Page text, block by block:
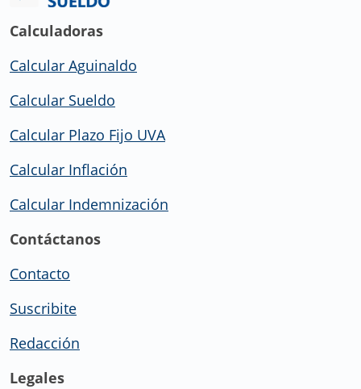
Calculadoras
Calcular Aguinaldo
Calcular Sueldo
Calcular Plazo Fijo UVA
Calcular Inflación
Calcular Indemnización
Contáctanos
Contacto
Suscribite
Redacción
Legales